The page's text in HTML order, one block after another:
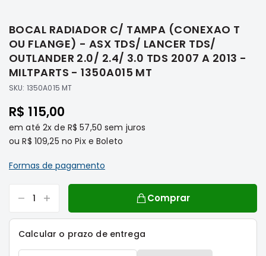
Transmissão
Elétrica
Acessórios
Freio
Filtros
Transmissão
Elétrica
Acessórios
L200
o
início
da
Galeria
de
imagens
BOCAL RADIADOR C/ TAMPA (CONEXAO T
OU FLANGE) - ASX TDS/ LANCER TDS/
OUTLANDER 2.0/ 2.4/ 3.0 TDS 2007 A 2013 -
MILTPARTS - 1350A015 MT
SKU: 1350A015 MT
R$ 115,00
em até 2x de R$ 57,50 sem juros
ouR$ 109,25 no Pix e Boleto
Formas de pagamento
Comprar
Calcular o prazo de entrega